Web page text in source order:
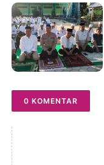
0 KOMENTAR